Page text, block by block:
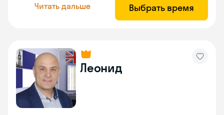
Читать дальше Выбрать время
Леонид